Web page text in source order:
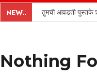
content
NEW.. तुमची आवडती पुस्तके
Nothing